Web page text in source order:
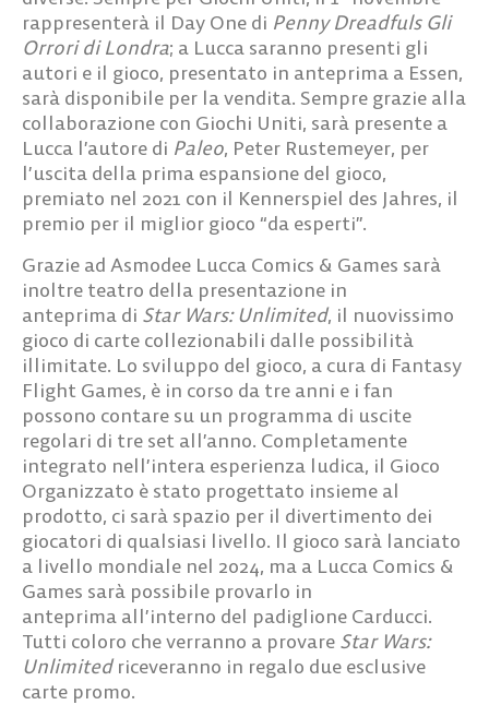
rappresenterà il Day One di Penny Dreadfuls Gli
Orrori di Londra; a Lucca saranno presenti gli
autori e il gioco, presentato in anteprima a Essen,
sarà disponibile per la vendita. Sempre grazie alla
collaborazione con Giochi Uniti, sarà presente a
Lucca l’autore di Paleo, Peter Rustemeyer, per
l’uscita della prima espansione del gioco,
premiato nel 2021 con il Kennerspiel des Jahres, il
premio per il miglior gioco “da esperti”.
Grazie ad Asmodee Lucca Comics & Games sarà
inoltre teatro della presentazione in
anteprima di Star Wars: Unlimited, il nuovissimo
gioco di carte collezionabili dalle possibilità
illimitate. Lo sviluppo del gioco, a cura di Fantasy
Flight Games, è in corso da tre anni e i fan
possono contare su un programma di uscite
regolari di tre set all’anno. Completamente
integrato nell’intera esperienza ludica, il Gioco
Organizzato è stato progettato insieme al
prodotto, ci sarà spazio per il divertimento dei
giocatori di qualsiasi livello. Il gioco sarà lanciato
a livello mondiale nel 2024, ma a Lucca Comics &
Games sarà possibile provarlo in
anteprima all’interno del padiglione Carducci.
Tutti coloro che verranno a provare Star Wars:
Unlimitedriceveranno in regalo due esclusive
carte promo.